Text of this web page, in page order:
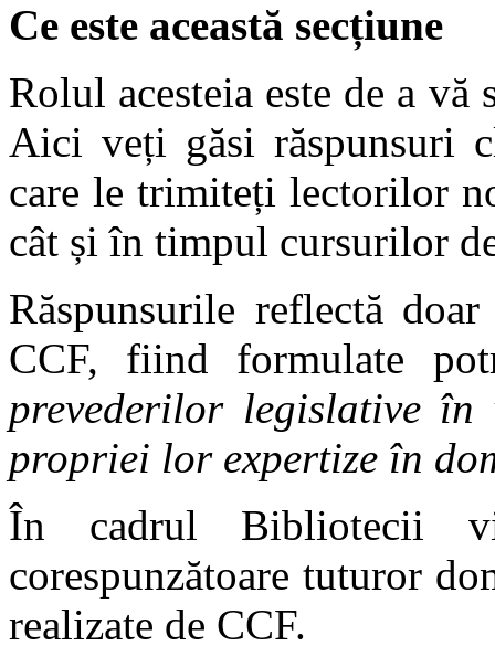
Ce este această secțiune
Rolul acesteia este de a
Aici veți găsi răspunsuri
care le trimiteți lectorilor
cât și în timpul cursurilor
Răspunsurile reflectă
CCF, fiind formulate
prevederilor legislative
propriei lor expertize în
În cadrul Bibliotecii
corespunzătoare tuturor
realizate de CCF.